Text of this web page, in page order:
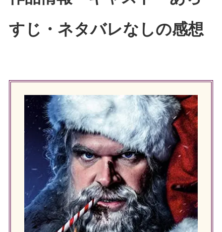
すじ・ネタバレなしの感想